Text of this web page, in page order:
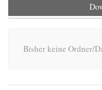
Bisher keine Ordner/